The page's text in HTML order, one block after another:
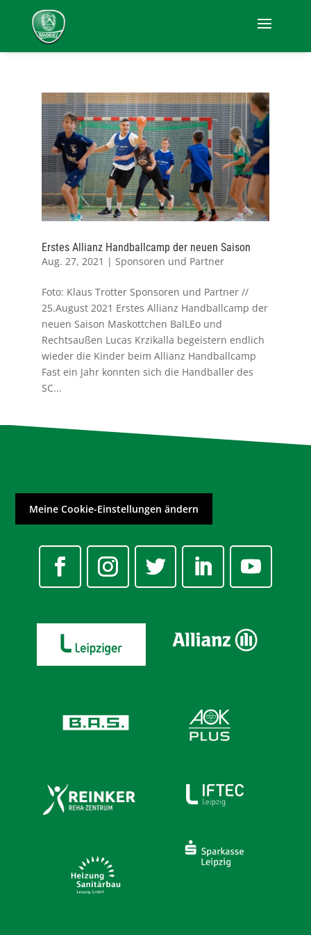
Erstes Allianz Handballcamp der neuen Saison
Aug. 27, 2021 | Sponsoren und Partner
Foto: Klaus Trotter Sponsoren und Partner //
25.August 2021 Erstes Allianz Handballcamp der
neuen Saison Maskottchen BalLEo und
Rechtsaußen Lucas Krzikalla begeistern endlich
wieder die Kinder beim Allianz Handballcamp
Fast ein Jahr konnten sich die Handballer des
SC...
Meine Cookie-Einstellungen ändern